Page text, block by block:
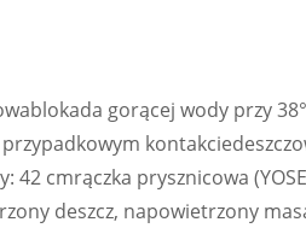
gorącej wody przy
cmrączka prysznicowa
deszcz, napowietrzony